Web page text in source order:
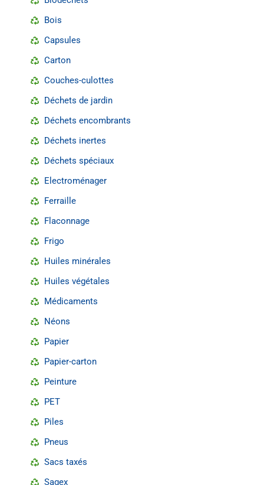
Bois
Capsules
Carton
Couches-culottes
Déchets de jardin
Déchets encombrants
Déchets inertes
Déchets spéciaux
Electroménager
Ferraille
Flaconnage
Frigo
Huiles minérales
Huiles végétales
Médicaments
Néons
Papier
Papier-carton
Peinture
PET
Piles
Pneus
Sacs taxés
Sagex